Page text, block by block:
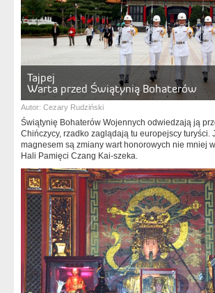
Tajpej
Warta przed Świątynią Bohaterów
Autor: Cezary Rudziński
Świątynię Bohaterów Wojennych odwiedzają ją
Chińczycy, rzadko zaglądają tu europejscy turyści.
magnesem są zmiany wart honorowych nie mniej
Hali Pamięci Czang Kai-szeka.